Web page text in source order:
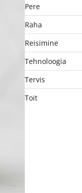
Pere
Raha
Reisimine
Tehnoloogia
Tervis
Toit